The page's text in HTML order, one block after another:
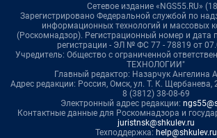
Сетевое издание «NGS55.RU»
Зарегистрировано Федеральной службой по
информационных технологий и массовых
(Роскомнадзор). Регистрационный номер и дата
регистрации - ЭЛ № ФС 77 - 78819 от
Учредитель: Общество с ограниченной
ТЕХНОЛОГИИ"
Главный редактор: Назарчук Ангелина
Адрес редакции: Россия, Омск, ул. Т. К. Щербанева,
8 (3812) 38-08-69
Электронный адрес редакции:
Контактные данные для Роскомнадзора и
juristnsk@shkulev.ru
Техподдержка: help@shkulev.ru